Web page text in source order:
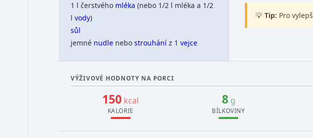
1 l čerstvého mléka (nebo 1/2 l mléka a 1/2
l vody)
sůl
jemné nudlenebo strouháníz 1 vejce
💡Tip: Pro
VÝŽIVOVÉ HODNOTY NA PORCI
150 kcal
KALORIE
8g
BÍLKOVINY